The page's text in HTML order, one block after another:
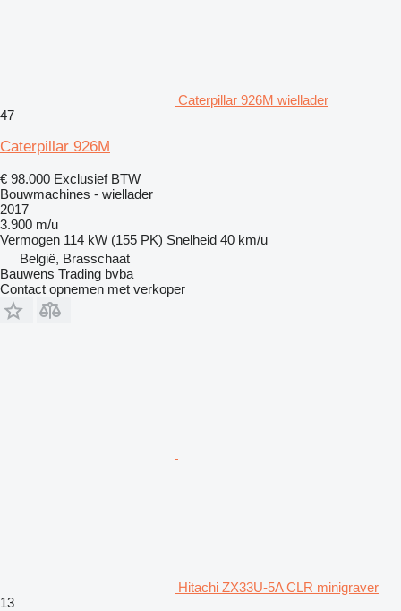
Caterpillar 926M wiellader
47
Caterpillar 926M
€ 98.000 Exclusief BTW
Bouwmachines - wiellader
2017
3.900 m/u
Vermogen 114 kW (155 PK) Snelheid 40 km/u
België, Brasschaat
Bauwens Trading bvba
Contact opnemen met verkoper
Hitachi ZX33U-5A CLR minigraver
13